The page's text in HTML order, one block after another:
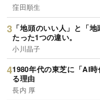
窪田順生
「地頭のいい人」と「
たった1つの違い。
小川晶子
1980年代の東芝に「AI
る理由
長内 厚